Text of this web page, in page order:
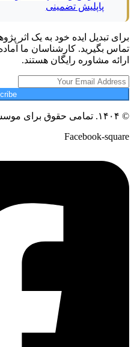
پاپلیش تضمینی
برای تبدیل ایده خود به یک اثر
تماس بگیرید. کارشناسان ما
ارائه مشاوره رایگان هستند.
© ۱۴۰۴. تمامی حقوق برای موسسه کتاب محفوظ است.
Facebook-square